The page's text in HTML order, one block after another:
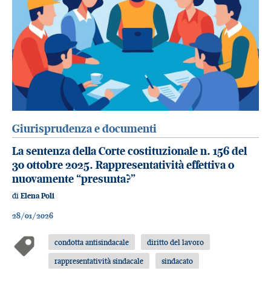
Giurisprudenza e documenti
La sentenza della Corte costituzionale n. 156 del
30 ottobre 2025. Rappresentatività effettiva o
nuovamente “presunta?”
di Elena Poli
28/01/2026
condotta antisindacale
diritto del lavoro
rappresentatività sindacale
sindacato